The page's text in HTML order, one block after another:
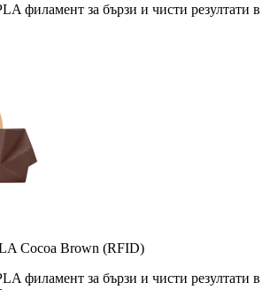
филамент за бързи и чисти резултати в
Cocoa Brown (RFID)
филамент за бързи и чисти резултати в